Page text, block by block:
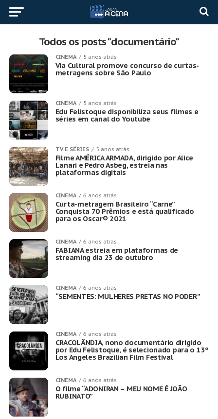
Todos os posts "documentário"
CINEMA 5 anos atrás
Via Cultural promove concurso de curtas-
metragens sobre São Paulo
CINEMA 5 anos atrás
Edu Felistoque disponibiliza seus filmes e
séries em canal do Youtube
TV E SÉRIES 5 anos atrás
Filme AMÉRICA ARMADA, dirigido por Alice
Lanari e Pedro Asbeg, estreia nas
plataformas digitais
CINEMA 6 anos atrás
Curta-metragem Brasileiro “Carne”
Conquista 70 Prêmios e está qualificado
para os Oscar® 2021
CINEMA 6 anos atrás
FABIANA estreia em plataformas de
streaming dia 23 de outubro
CINEMA 6 anos atrás
“SEMENTES: MULHERES PRETAS NO PODER”
CINEMA 6 anos atrás
CRACOLÂNDIA, nono documentário dirigido
por Edu Felistoque, é selecionado para o 13º
Los Angeles Brazilian Film Festival
CINEMA 6 anos atrás
O filme “ADONIRAN – MEU NOME É JOÃO
RUBINATO”